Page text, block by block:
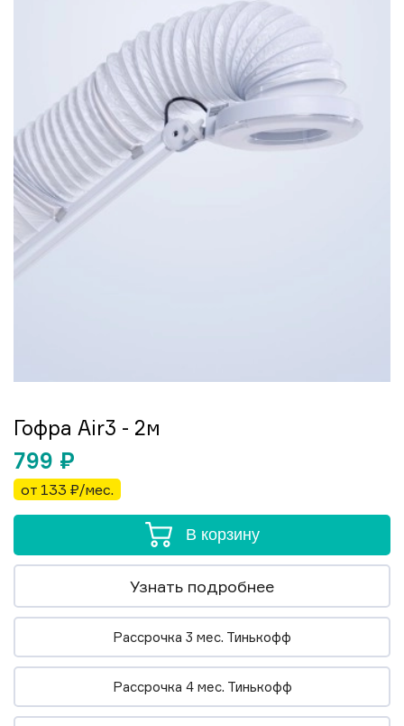
Гофра Air3 - 2м
799 ₽
от 133 ₽/мес.
В корзину
Узнать подробнее
Рассрочка 3 мес. Тинькофф
Рассрочка 4 мес. Тинькофф